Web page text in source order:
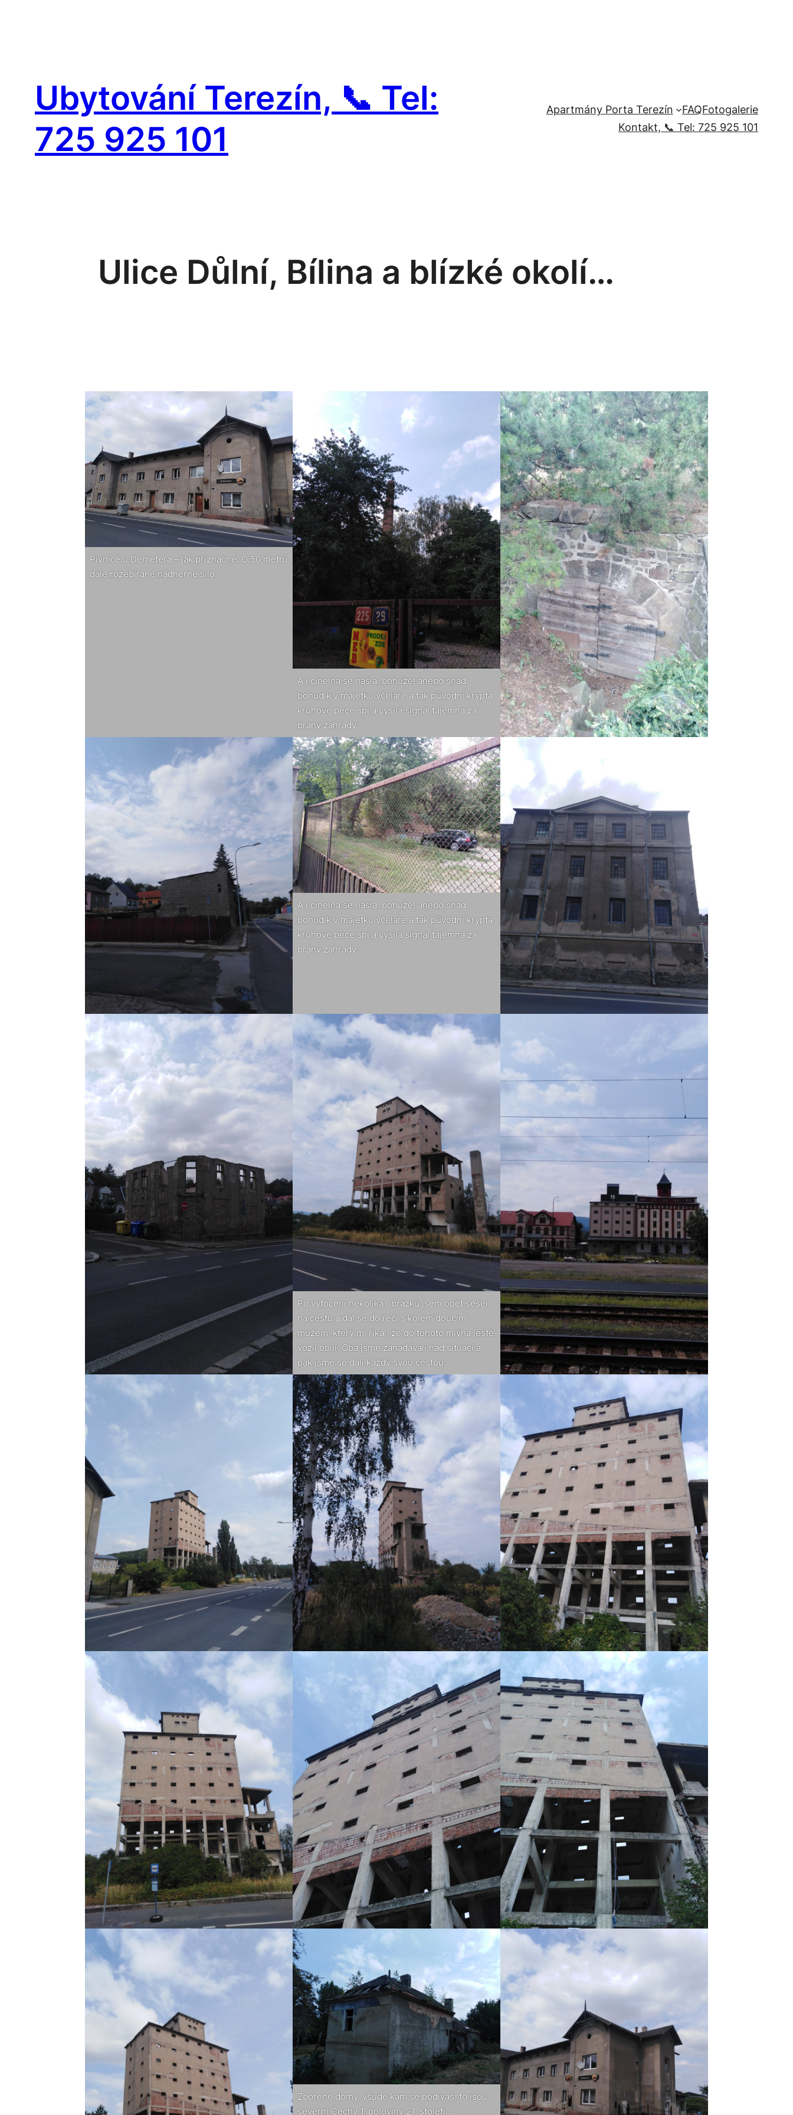
obsah
Ubytování Terezín, 📞 Tel:
725 925 101
Apartmány Porta Terezín FAQFotogalerie
Kontakt, 📞 Tel: 725 925 101
Ulice Důlní, Bílina a blízké okolí…
Pivnice u Demetera – jak příznačné. O 50 metrů
dále rozebírané nádherné silo.
A i cihelna se našla, bohužel anebo snad
bohudík v majetku včelaře a tak původní krypta
kruhové pece spí a vysílá signál tajemna za
brány zahrady.
A i cihelna se našla, bohužel anebo snad
bohudík v majetku včelaře a tak původní krypta
kruhové pece spí a vysílá signál tajemna za
brány zahrady.
Po vyfocení několika obrázků jsem opět sešel
na cestu a dal se do řeči s kolemjdoucím
mužem, který mi říkal, že do tohoto mlýna ještě
vozil obilí. Oba jsme zanadávali nad situací a
pak jsme se dali každý svou cestou.
Zbořené domy, všude kam se podíváš, to jsou
severní Čechy 1. poloviny 21. století…